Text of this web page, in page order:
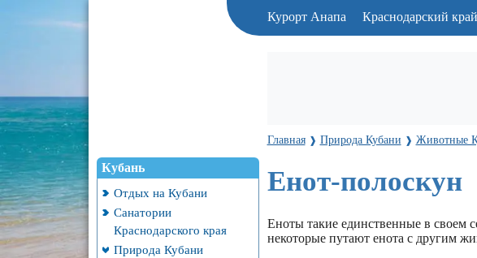
Курорт Анапа Краснодарский край
Кубань
Отдых на Кубани
Санатории
Краснодарского края
Природа Кубани
Главная ❱ Природа Кубани ❱ Животные
Енот-полоскун
Еноты такие единственные в своем
некоторые путают енота с другим